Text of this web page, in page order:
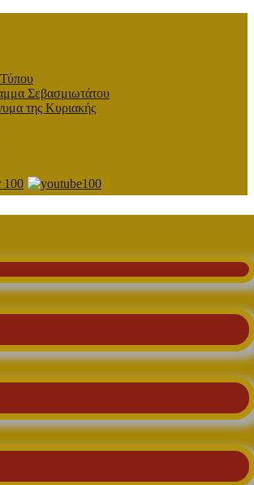
Σεβασμιωτάτου
της Κυριακής